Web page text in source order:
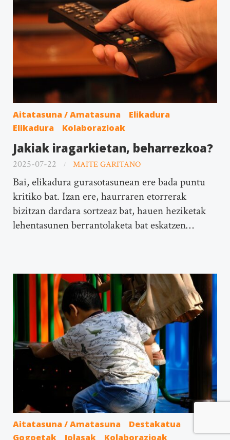
Aitatasuna / Amatasuna
Elikadura
Elikadura
Kolaborazioak
Jakiak iragarkietan, beharrezkoa?
2025-07-22 MAITE GARITANO
Bai, elikadura gurasotasunean ere bada puntu
kritiko bat. Izan ere, haurraren etorrerak
bizitzan dardara sortzeaz bat, hauen heziketak
lehentasunen berrantolaketa bat eskatzen…
Aitatasuna / Amatasuna
Destakatua
Gogoetak
Jolasak Kolaborazioak